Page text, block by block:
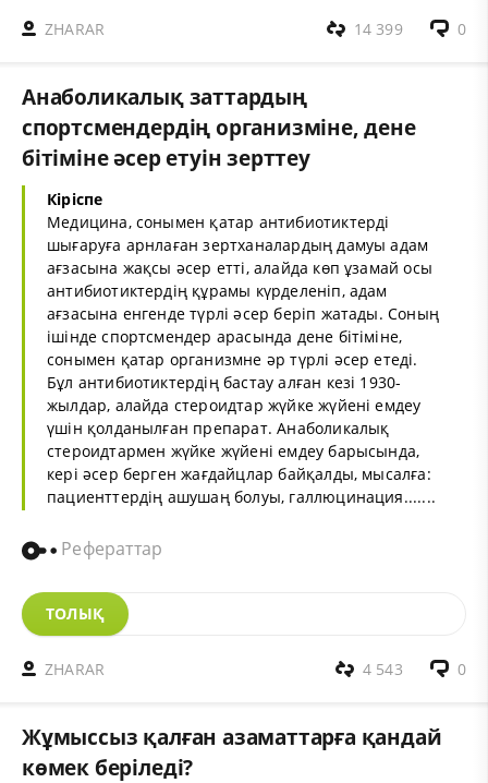
ZHARAR 0
14 399
Анаболикалық заттардың
спортсмендердің организміне, дене
бітіміне әсер етуін зерттеу
Кіріспе
Медицина, сонымен қатар антибиотиктерді
шығаруға арнлаған зертханалардың дамуы адам
ағзасына жақсы әсер етті, алайда көп ұзамай осы
антибиотиктердің құрамы күрделеніп, адам
ағзасына енгенде түрлі әсер беріп жатады. Соның
ішінде спортсмендер арасында дене бітіміне,
сонымен қатар организмне әр түрлі әсер етеді.
Бұл антибиотиктердің бастау алған кезі 1930-
жылдар, алайда стероидтар жүйке жүйені емдеу
үшін қолданылған препарат. Анаболикалық
стероидтармен жүйке жүйені емдеу барысында,
кері әсер берген жағдайцлар байқалды, мысалға:
пациенттердің ашушаң болуы, галлюцинация.......
Рефераттар
ТОЛЫҚ
ZHARAR 0
4 543
Жұмыссыз қалған азаматтарға қандай
көмек беріледі?